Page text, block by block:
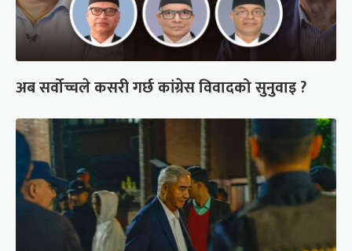
अब सर्वोच्चले कसरी गर्छ कांग्रेस विवादको सुनुवाइ ?